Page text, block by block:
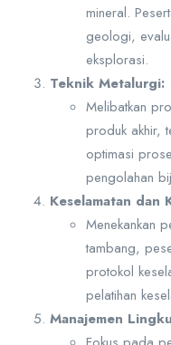
mineral.
geologi,
eksplorasi.
Teknik Metalurgi:
Melibatkan
produk akhir,
optimasi
pengolahan
Keselamatan dan
Menekankan
tambang,
protokol
pelatihan
Manajemen